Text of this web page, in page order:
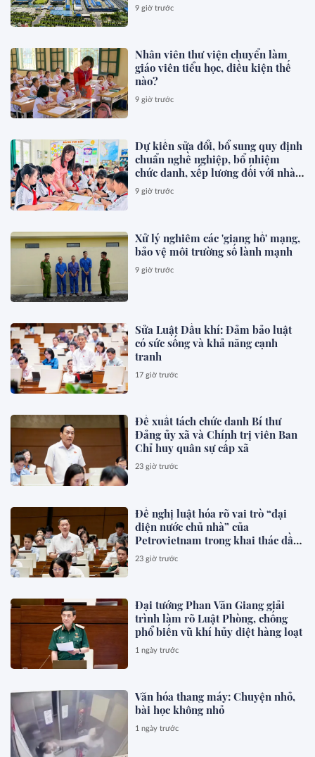
9 giờ trước
Nhân viên thư viện chuyển làm
giáo viên tiểu học, điều kiện thế
nào?
9 giờ trước
Dự kiến sửa đổi, bổ sung quy định
chuẩn nghề nghiệp, bổ nhiệm
chức danh, xếp lương đối với nhà
giáo
9 giờ trước
Xử lý nghiêm các 'giang hồ' mạng,
bảo vệ môi trường số lành mạnh
9 giờ trước
Sửa Luật Dầu khí: Đảm bảo luật
có sức sống và khả năng cạnh
tranh
17 giờ trước
Đề xuất tách chức danh Bí thư
Đảng ủy xã và Chính trị viên Ban
Chỉ huy quân sự cấp xã
23 giờ trước
Đề nghị luật hóa rõ vai trò “đại
diện nước chủ nhà” của
Petrovietnam trong khai thác dầu
khí
23 giờ trước
Đại tướng Phan Văn Giang giải
trình làm rõ Luật Phòng, chống
phổ biến vũ khí hủy diệt hàng loạt
1 ngày trước
Văn hóa thang máy: Chuyện nhỏ,
bài học không nhỏ
1 ngày trước